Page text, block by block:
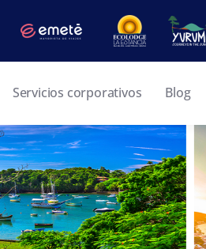
Servicios corporativos Blog